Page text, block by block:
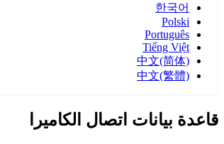
한국어
Polski
Português
Tiếng Việt
中文(简体)
中文(繁體)
قاعدة بيانات اتصال الكاميرا